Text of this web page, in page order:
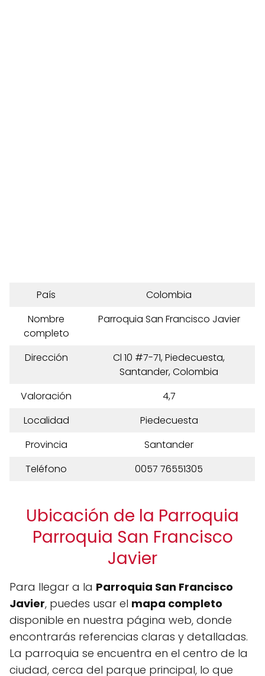
País
Colombia
Nombre
completo
Parroquia San Francisco Javier
Dirección
Cl 10 #7-71, Piedecuesta,
Santander, Colombia
Valoración
4,7
Localidad
Piedecuesta
Provincia
Santander
Teléfono
0057 76551305
Ubicación de la Parroquia
Parroquia San Francisco
Javier
Para llegar a la Parroquia San Francisco
Javier, puedes usar el mapa completo
disponible en nuestra página web, donde
encontrarás referencias claras y detalladas.
La parroquia se encuentra en el centro de la
ciudad, cerca del parque principal, lo que